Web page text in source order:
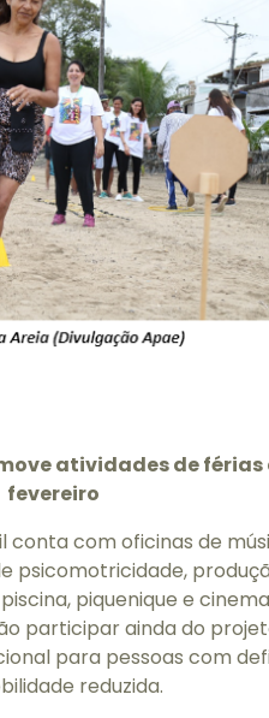
atividades de férias
fevereiro
conta com oficinas de
psicomotricidade,
piquenique e
participar ainda do
para pessoas com
reduzida.